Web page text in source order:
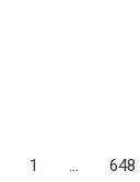
1 … 648